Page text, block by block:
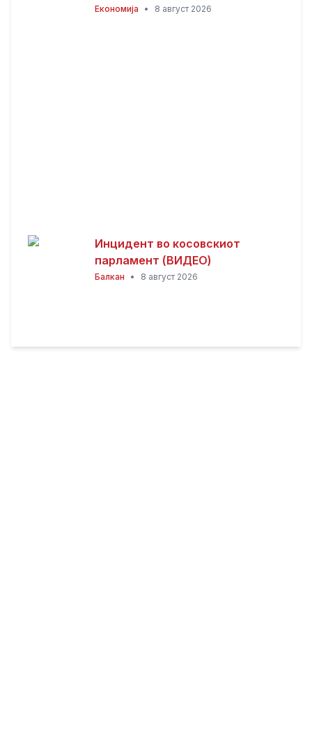
инвестициите стојат –
Економија • 8 август 2026
Инцидент во косовскиот
парламент (ВИДЕО)
Балкан • 8 август 2026